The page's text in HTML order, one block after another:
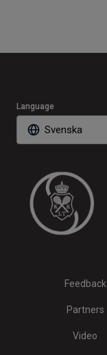
Language
Svenska
Feedback
Partners
Video